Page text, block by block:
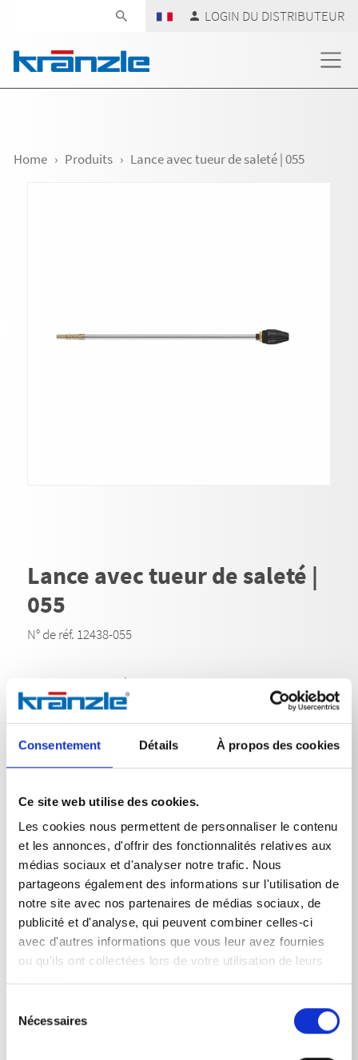
Consentement Détails À propos des cookies
Ce site web utilise des cookies.
Les cookies nous permettent de personnaliser le contenu
et les annonces, d'offrir des fonctionnalités relatives aux
médias sociaux et d'analyser notre trafic. Nous
partageons également des informations sur l'utilisation de
notre site avec nos partenaires de médias sociaux, de
publicité et d'analyse, qui peuvent combiner celles-ci
avec d'autres informations que vous leur avez fournies
ou qu'ils ont collectées lors de votre utilisation de leurs
Nécessaires
LOGIN DU DISTRIBUTEUR
Home Produits Lance avec tueur de saleté | 055
Lance avec tueur de saleté |
055
N° de réf. 12438-055
Sur les surfaces résistantes, la buse turbo-jet de la
buse de nettoyage élimine sans résidus même les
salissures les plus tenaces grâce à son jet rotatif.
Données techniques
DONNÉES TECHNIQUES
mm